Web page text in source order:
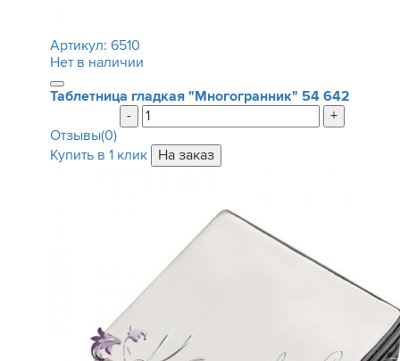
Артикул: 6510
Нет в наличии
Таблетница гладкая "Многогранник" 54 642
-
+
Отзывы(0)
Купить в 1 клик